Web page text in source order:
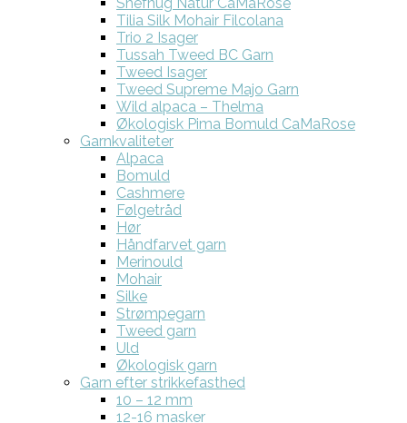
Tilia Silk Mohair Filcolana
Trio 2 Isager
Tussah Tweed BC Garn
Tweed Isager
Tweed Supreme Majo Garn
Wild alpaca – Thelma
Økologisk Pima Bomuld CaMaRose
Garnkvaliteter
Alpaca
Bomuld
Cashmere
Følgetråd
Hør
Håndfarvet garn
Merinould
Mohair
Silke
Strømpegarn
Tweed garn
Uld
Økologisk garn
Garn efter strikkefasthed
10 – 12 mm
12-16 masker